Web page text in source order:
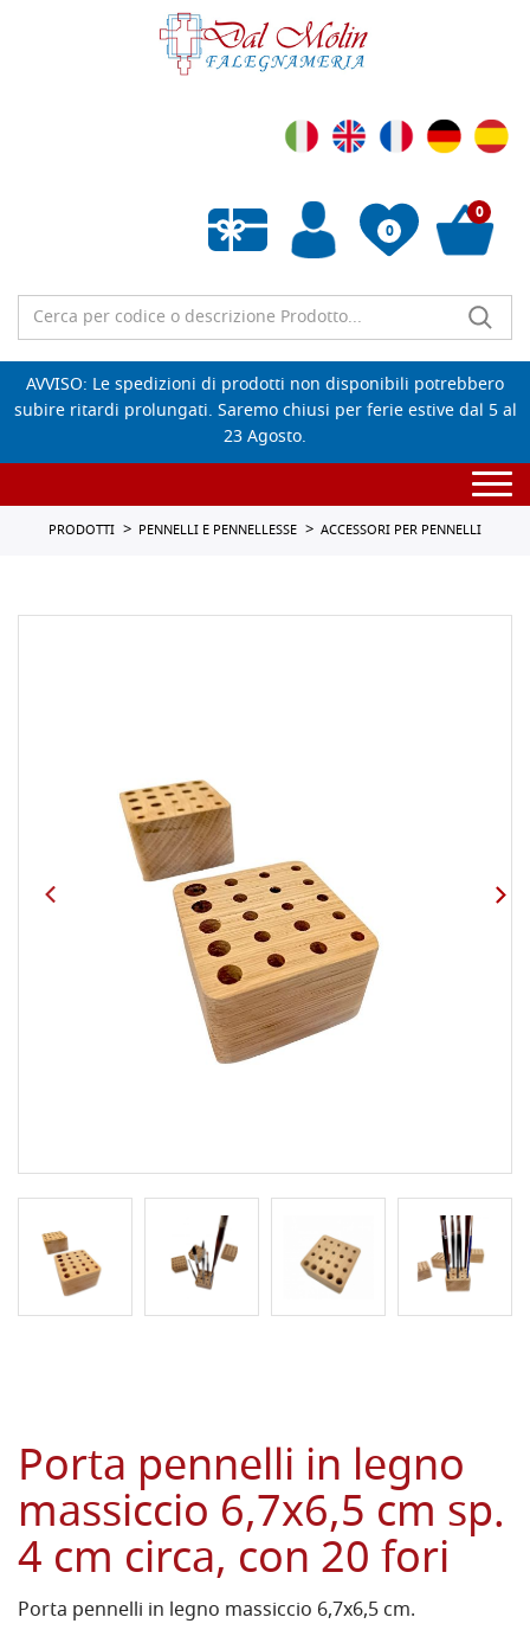
0
Wishlist vuota
0
AVVISO: Le spedizioni di prodotti non disponibili potrebbero
subire ritardi prolungati. Saremo chiusi per ferie estive dal 5 al
23 Agosto.
PRODOTTI PENNELLI E PENNELLESSE ACCESSORI PER PENNELLI
Porta pennelli in legno
massiccio 6,7x6,5 cm sp.
4 cm circa, con 20 fori
Porta pennelli in legno massiccio 6,7x6,5 cm.